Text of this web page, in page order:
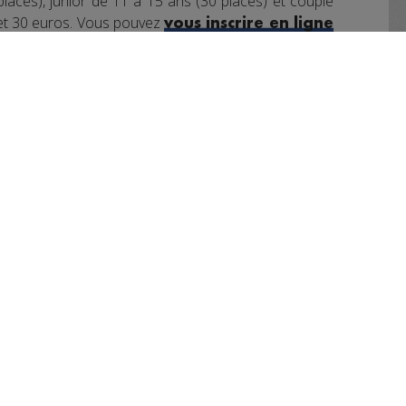
30 euros. Vous pouvezvous inscrire en ligne